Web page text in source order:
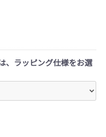
、ラッピング仕様をお選